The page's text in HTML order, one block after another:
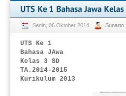
Senin, 06 Oktober 2014 Sunarto
UTS Ke 1
Bahasa JAwa
Kelas 3 SD
TA.2014-2015
Kurikulum 2013